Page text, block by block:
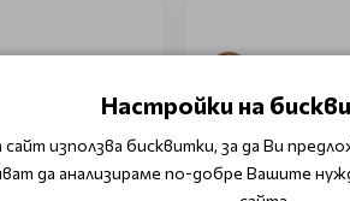
Настройки на
използва бисквитки, за да Ви
да анализираме по-добре Вашите